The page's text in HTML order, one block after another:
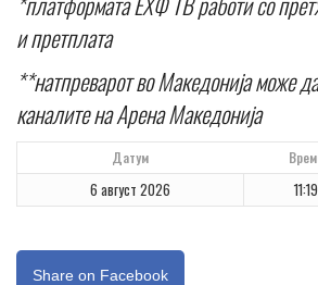
и претплата
**натпреварот во Македонија може
каналите на Арена Македонија
Датум
6 август 2026 11:19
Share on Facebook